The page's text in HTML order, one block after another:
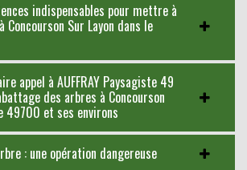
indispensables pour mettre à
Sur Layon dans le
appel à AUFFRAY Paysagiste 49
des arbres à Concourson
49700 et ses environs
: une opération dangereuse